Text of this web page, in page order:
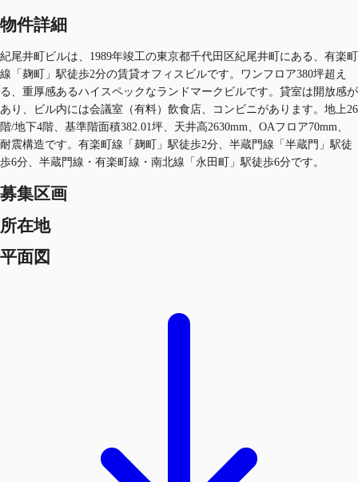
物件詳細
紀尾井町ビルは、1989年竣工の東京都千代田区紀尾井町にある、有楽町
線「麹町」駅徒歩2分の賃貸オフィスビルです。ワンフロア380坪超え
る、重厚感あるハイスペックなランドマークビルです。貸室は開放感が
あり、ビル内には会議室（有料）飲食店、コンビニがあります。地上26
階/地下4階、基準階面積382.01坪、天井高2630mm、OAフロア70mm、
耐震構造です。有楽町線「麹町」駅徒歩2分、半蔵門線「半蔵門」駅徒
歩6分、半蔵門線・有楽町線・南北線「永田町」駅徒歩6分です。
募集区画
所在地
平面図